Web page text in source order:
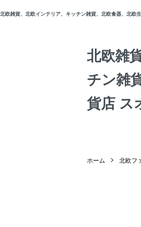
北欧雑貨、北欧インテリア、キッチン雑貨、北欧食器、北
北欧雑
チン雑
貨店 ス
ホーム 北欧フ